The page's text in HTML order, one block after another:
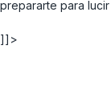
prepararte para
]]>